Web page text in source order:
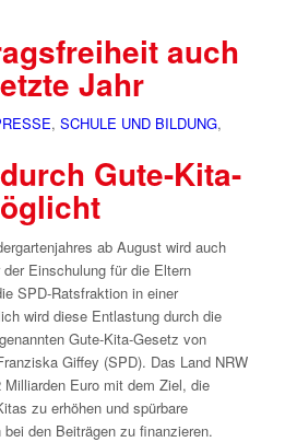
auch
Jahr
, SCHULE UND BILDUNG,
Gute-Kita-
ab August wird auch
Einschulung für die Eltern
SPD-Ratsfraktion in einer
wird diese Entlastung durch die
Gute-Kita-Gesetz von
Giffey (SPD). Das Land NRW
Euro mit dem Ziel, die
zu erhöhen und spürbare
den Beiträgen zu finanzieren.